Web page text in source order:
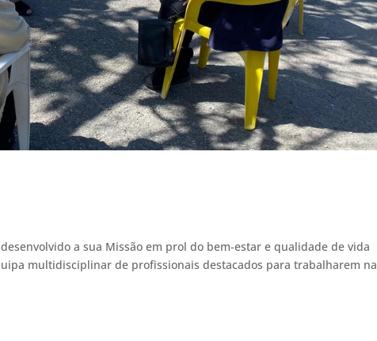
a sua Missão em prol do bem-estar e qualidade de vida
multidisciplinar de profissionais destacados para trabalharem na